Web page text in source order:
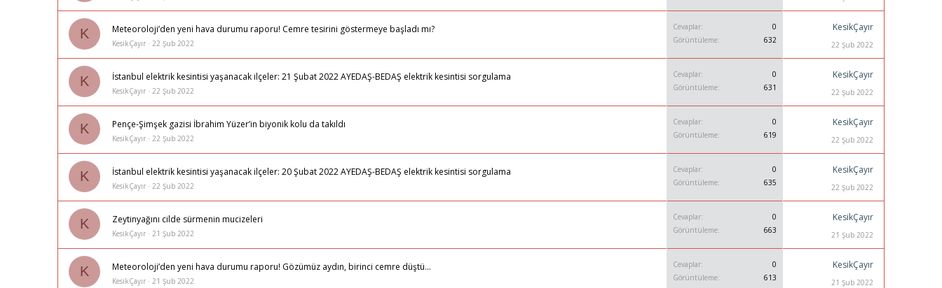
K Meteoroloji’den yeni hava durumu raporu! Cemre tesirini göstermeye başladı mı?
KesikÇayır 22 Şub 2022
Cevaplar
0
Görüntüleme
632
KesikÇayır
22 Şub 2022
K İstanbul elektrik kesintisi yaşanacak ilçeler: 21 Şubat 2022 AYEDAŞ-BEDAŞ elektrik kesintisi sorgulama
KesikÇayır 22 Şub 2022
Cevaplar
0
Görüntüleme
631
KesikÇayır
22 Şub 2022
K Pençe-Şimşek gazisi İbrahim Yüzer’in biyonik kolu da takıldı
KesikÇayır 22 Şub 2022
Cevaplar
0
Görüntüleme
619
KesikÇayır
22 Şub 2022
K İstanbul elektrik kesintisi yaşanacak ilçeler: 20 Şubat 2022 AYEDAŞ-BEDAŞ elektrik kesintisi sorgulama
KesikÇayır 22 Şub 2022
Cevaplar
0
Görüntüleme
635
KesikÇayır
22 Şub 2022
K Zeytinyağını cilde sürmenin mucizeleri
KesikÇayır 21 Şub 2022
Cevaplar
0
Görüntüleme
663
KesikÇayır
21 Şub 2022
K Meteoroloji’den yeni hava durumu raporu! Gözümüz aydın, birinci cemre düştü…
KesikÇayır 21 Şub 2022
Cevaplar
0
Görüntüleme
613
KesikÇayır
21 Şub 2022